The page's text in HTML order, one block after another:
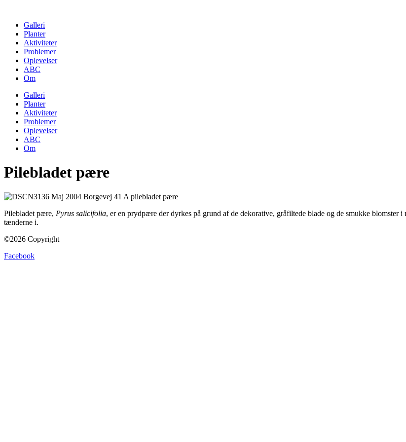
contentGalleri
Planter
Aktiviteter
Problemer
Oplevelser
ABC
Om
Galleri
Planter
Aktiviteter
Problemer
Oplevelser
ABC
Om
Pilebladet pære
Pilebladet pære, Pyrus salicifolia, er en prydpære der dyrkes på grund af de dekorative, gråfiltede blade og de smukke
tænderne i.
©2026 Copyright
Facebook